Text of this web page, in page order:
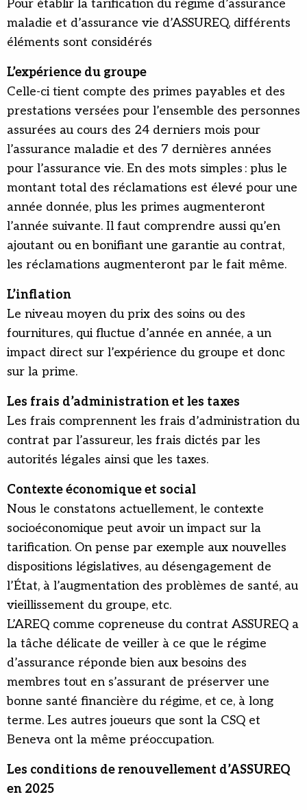
Pour établir la tarification du régime d’assurance
maladie et d’assurance vie d’ASSUREQ, différents
éléments sont considérés
L’expérience du groupe
Celle-ci tient compte des primes payables et des
prestations versées pour l’ensemble des personnes
assurées au cours des 24 derniers mois pour
l’assurance maladie et des 7 dernières années
pour l’assurance vie. En des mots simples : plus le
montant total des réclamations est élevé pour une
année donnée, plus les primes augmenteront
l’année suivante. Il faut comprendre aussi qu’en
ajoutant ou en bonifiant une garantie au contrat,
les réclamations augmenteront par le fait même.
L’inflation
Le niveau moyen du prix des soins ou des
fournitures, qui fluctue d’année en année, a un
impact direct sur l’expérience du groupe et donc
sur la prime.
Les frais d’administration et les taxes
Les frais comprennent les frais d’administration du
contrat par l’assureur, les frais dictés par les
autorités légales ainsi que les taxes.
Contexte économique et social
Nous le constatons actuellement, le contexte
socioéconomique peut avoir un impact sur la
tarification. On pense par exemple aux nouvelles
dispositions législatives, au désengagement de
l’État, à l’augmentation des problèmes de santé, au
vieillissement du groupe, etc.
L’AREQ comme copreneuse du contrat ASSUREQ a
la tâche délicate de veiller à ce que le régime
d’assurance réponde bien aux besoins des
membres tout en s’assurant de préserver une
bonne santé financière du régime, et ce, à long
terme. Les autres joueurs que sont la CSQ et
Beneva ont la même préoccupation.
Les conditions de renouvellement d’ASSUREQ
en 2025